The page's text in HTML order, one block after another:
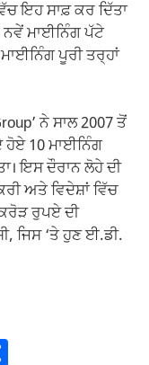
ਇਹ ਸਾਫ਼ ਕਰ ਦਿੱਤਾ
ਨਵੇਂ ਮਾਈਨਿੰਗ ਪੱਟੇ
ਪੂਰੀ ਤਰ੍ਹਾਂ
ਨੇ ਸਾਲ 2007 ਤੋਂ
ਹੋਏ 10 ਮਾਈਨਿੰਗ
ਇਸ ਦੌਰਾਨ ਲੋਹੇ ਦੀ
ਅਤੇ ਵਿਦੇਸ਼ਾਂ ਵਿੱਚ
ਰੁਪਏ ਦੀ
ਜਿਸ ‘ਤੇ ਹੁਣ ਈ.ਡੀ.